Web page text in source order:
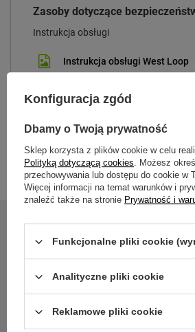
Zasoby dotyczące
Instrukcja obsługi
Instrukcja obsługi West Loop
AutoSeal - instrukcja
24 miesiące
Gwarancja 24 miesiące od dnia
zakupu do
Konfiguracja zgód
Dbamy o Twoją prywatność
Sklep korzysta z plików cookie w celu
Polityką dotyczącą cookies. Możesz
przechowywania lub dostępu do cookie w
Więcej informacji na temat warunków i
znaleźć także na stronie Prywatność i
Funkcjonalne pliki cookie
Analityczne pliki cookie
Reklamowe pliki cookie